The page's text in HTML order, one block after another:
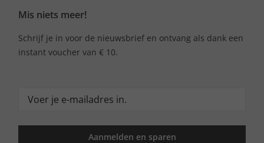
Mis niets meer!
Schrijf je in voor de nieuwsbrief en ontvang als dank een
instant voucher van € 10.
Aanmelden en sparen